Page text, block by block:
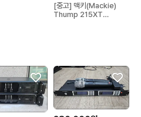
[중고] 맥키(Mackie)
Thump 215XT